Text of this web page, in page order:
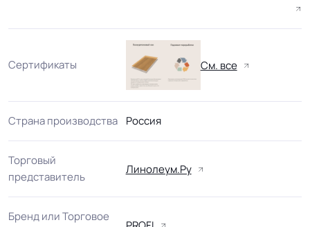
Сертификаты См. все
Страна производства Россия
Торговый
представитель
Линолеум.Ру
Бренд или Торговое